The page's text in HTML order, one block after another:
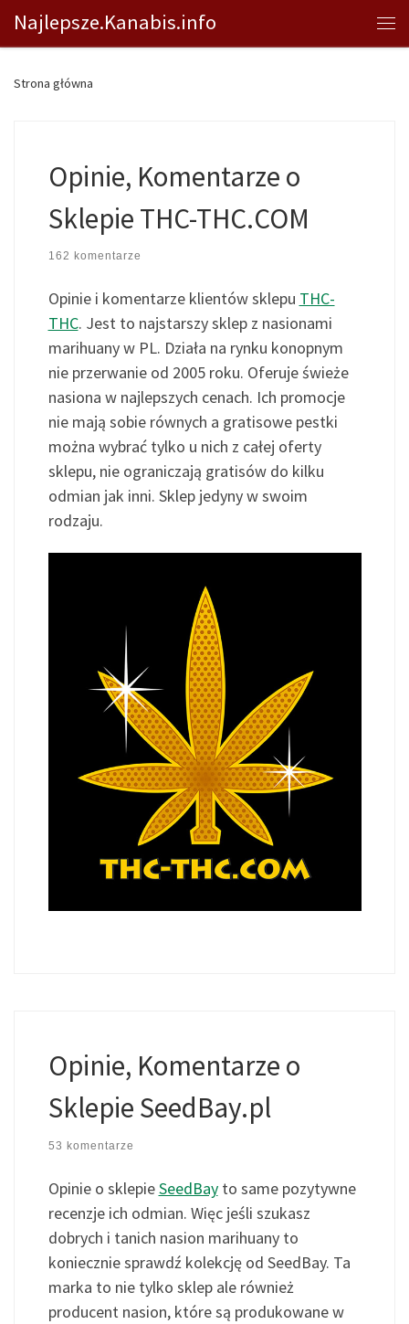
Przejdź do treści
Najlepsze.Kanabis.info
Strona główna
Opinie, Komentarze o
Sklepie THC-THC.COM
162 komentarze
Opinie i komentarze klientów sklepu THC-
THC. Jest to najstarszy sklep z nasionami
marihuany w PL. Działa na rynku konopnym
nie przerwanie od 2005 roku. Oferuje świeże
nasiona w najlepszych cenach. Ich promocje
nie mają sobie równych a gratisowe pestki
można wybrać tylko u nich z całej oferty
sklepu, nie ograniczają gratisów do kilku
odmian jak inni. Sklep jedyny w swoim
rodzaju.
Opinie, Komentarze o
Sklepie SeedBay.pl
53 komentarze
Opinie o sklepieSeedBayto same pozytywne
recenzje ich odmian. Więc jeśli szukasz
dobrych i tanich nasion marihuany to
koniecznie sprawdź kolekcję od SeedBay. Ta
marka to nie tylko sklep ale również
producent nasion, które są produkowane w